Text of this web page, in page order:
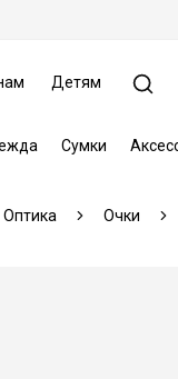
Детям
Сумки
Оптика Очки